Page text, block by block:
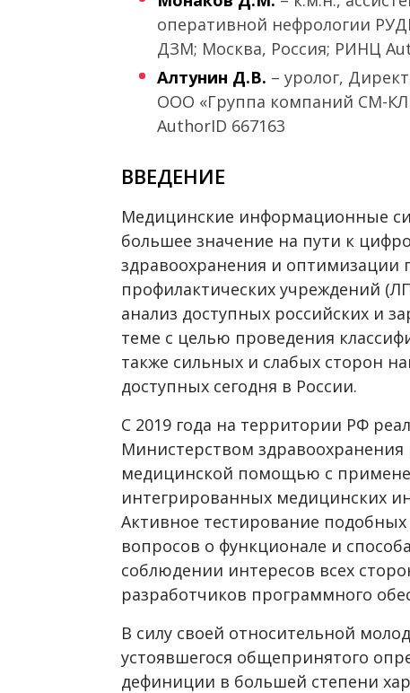
оперативной нефрологии
ДЗМ; Москва, Россия; РИНЦ
Алтунин Д.В. – уролог,
ООО «Группа компаний СМ-
AuthorID 667163
ВВЕДЕНИЕ
Медицинские информационные
большее значение на пути к
здравоохранения и оптимизации
профилактических учреждений
анализ доступных российских и
теме с целью проведения
также сильных и слабых сторон
доступных сегодня в России.
С 2019 года на территории РФ
Министерством
медицинской помощью с
интегрированных медицинских
Активное тестирование
вопросов о функционале и
соблюдении интересов всех
разработчиков программного
В силу своей относительной
устоявшегося общепринятого
дефиниции в большей степени